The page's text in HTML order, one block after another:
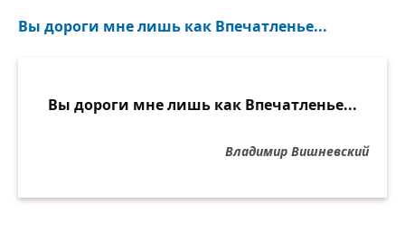
Вы дороги мне лишь как Впечатленье...
Вы дороги мне лишь как Впечатленье...
Владимир Вишневский